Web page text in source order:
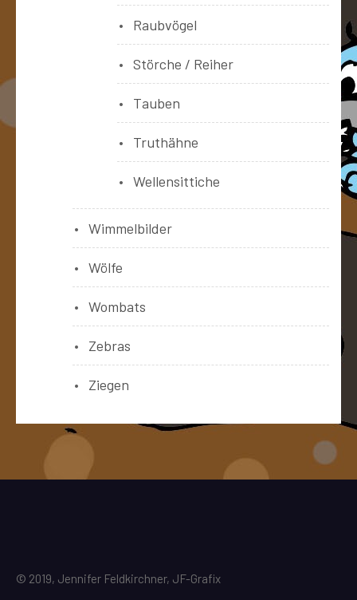
Raubvögel
Störche / Reiher
Tauben
Truthähne
Wellensittiche
Wimmelbilder
Wölfe
Wombats
Zebras
Ziegen
© 2019, Jennifer Feldkirchner, JF-Grafix